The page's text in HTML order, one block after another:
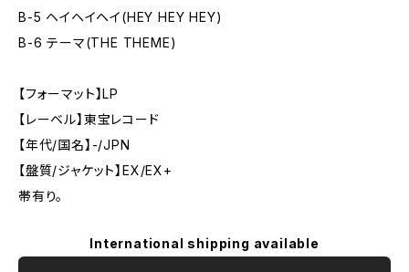
B-5 ヘイヘイヘイ(HEY HEY HEY)
B-6 テーマ(THE THEME)
【フォーマット】LP
【レーベル】東宝レコード
【年代/国名】-/JPN
【盤質/ジャケット】EX/EX+
帯有り。
International shipping available